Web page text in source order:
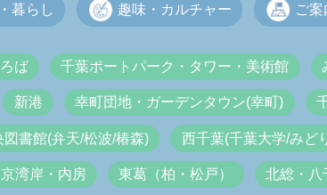
暮らし 趣味・カルチャー ご案
ば 千葉ポートパーク・タワー・美術館
新港 幸町団地・ガーデンタウン(幸町)
書館(弁天/松波/椿森) 西千葉(千葉大学/みど
湾岸・内房 東葛（柏・松戸） 北総・八